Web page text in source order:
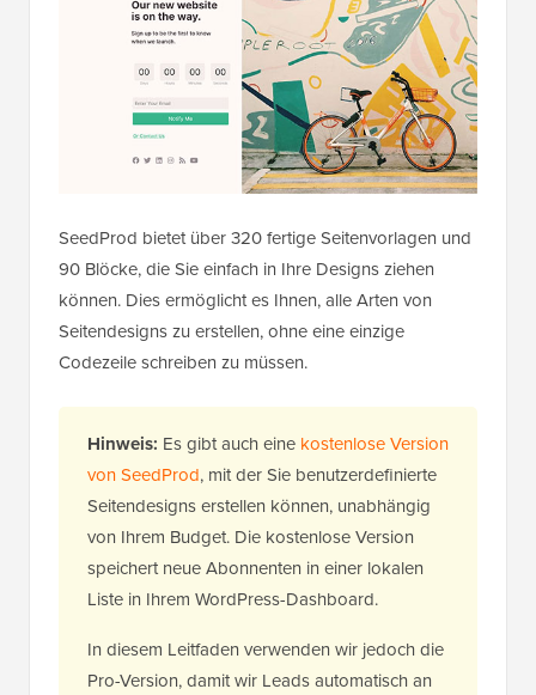
SeedProd bietet über 320 fertige Seitenvorlagen und
90 Blöcke, die Sie einfach in Ihre Designs ziehen
können. Dies ermöglicht es Ihnen, alle Arten von
Seitendesigns zu erstellen, ohne eine einzige
Codezeile schreiben zu müssen.
Hinweis: Es gibt auch eine kostenlose Version
von SeedProd, mit der Sie benutzerdefinierte
Seitendesigns erstellen können, unabhängig
von Ihrem Budget. Die kostenlose Version
speichert neue Abonnenten in einer lokalen
Liste in Ihrem WordPress-Dashboard.
In diesem Leitfaden verwenden wir jedoch die
Pro-Version, damit wir Leads automatisch an